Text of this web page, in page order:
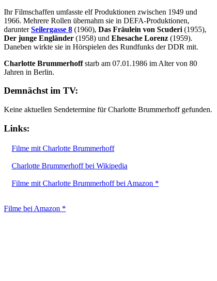
Ihr Filmschaffen umfasste elf Produktionen zwischen 1949 und
1966. Mehrere Rollen übernahm sie in DEFA-Produktionen,
darunterSeilergasse 8 (1960), Das Fräulein von Scuderi (1955),
Der junge Engländer (1958) und Ehesache Lorenz (1959).
Daneben wirkte sie in Hörspielen des Rundfunks der DDR mit.
Charlotte Brummerhoffstarb am 07.01.1986 im Alter von 80
Jahren in Berlin.
Demnächst im TV:
Keine aktuellen Sendetermine für Charlotte Brummerhoff gefunden.
Links:
Filme mit Charlotte Brummerhoff
Charlotte Brummerhoff bei Wikipedia
Filme mit Charlotte Brummerhoff bei Amazon *
Filme bei Amazon *